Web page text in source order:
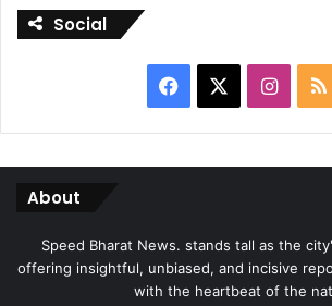
Social
Facebook
About
Speed Bharat News. stands tall as the
offering insightful, unbiased, and incisive
with the heartbeat of the